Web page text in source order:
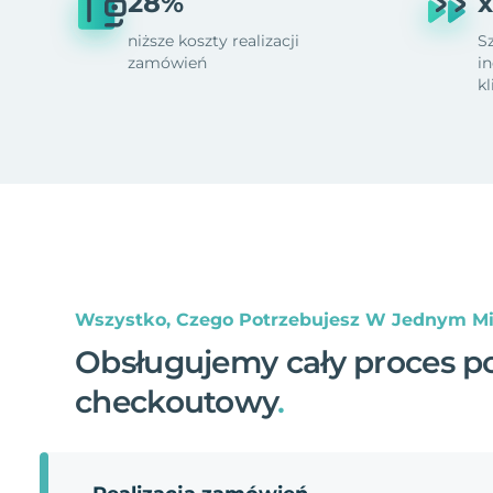
niższe koszty realizacji
zamówień
Wszystko, Czego Potrzebujesz W Jednym
Obsługujemy cały proces
checkoutowy.